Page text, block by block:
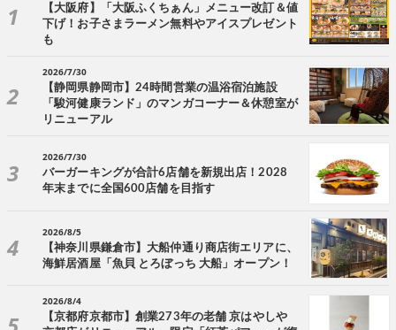
【大阪府】「大阪ふくちぁん」メニュー改訂＆値
下げ！お子さまラーメン無料やアイスプレゼント
も
2026/7/30
【静岡県静岡市】24時間営業の温浴宿泊施設
「駿河健康ランド」のマンガコーナー＆休憩室が
リニューアル
2026/7/30
バーガーキングが合計6店舗を新規出店！2028
年末までに全国600店舗を目指す
2026/8/5
【神奈川県鎌倉市】大船仲通り商店街エリアに、
海鮮居酒屋「魚貝 とろぼっち 大船」オープン！
2026/8/4
【京都府京都市】創業273年の老舗 京はやしや